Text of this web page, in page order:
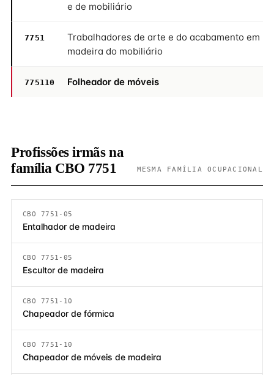
e de mobiliário
7751
Trabalhadores de arte e do acabamento em
madeira do mobiliário
775110 Folheador de móveis
Profissões irmãs na
família CBO 7751
MESMA FAMÍLIA OCUPACIONAL
CBO 7751-05
Entalhador de madeira
CBO 7751-05
Escultor de madeira
CBO 7751-10
Chapeador de fórmica
CBO 7751-10
Chapeador de móveis de madeira